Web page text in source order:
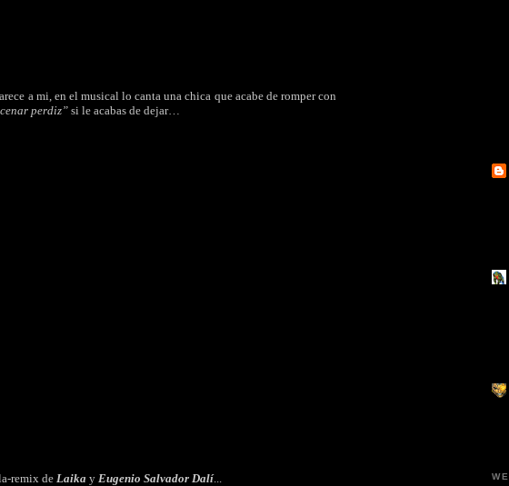
a mi, en el musical lo canta una chica que acabe de romper con
perdiz”si le acabas de dejar…
remix de Laika y Eugenio Salvador Dalí...